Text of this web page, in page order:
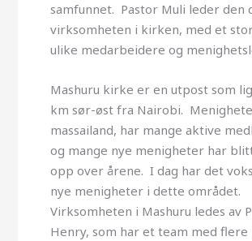
samfunnet. Pastor Muli leder den
virksomheten i kirken, med et
ulike medarbeidere og
Mashuru kirke er en utpost som
km sør-øst fra Nairobi.
massailand, har mange aktive
og mange nye menigheter har
opp over årene. I dag har det
nye menigheter i dette området.
Virksomheten i Mashuru ledes av
Henry, som har et team med flere